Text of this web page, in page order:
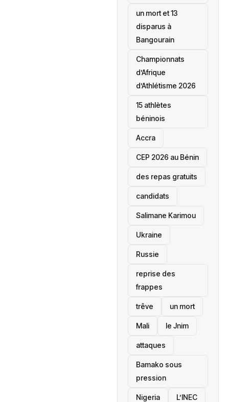
un mort et 13
disparus à
Bangourain
‎Championnats
d’Afrique
d’Athlétisme 2026
15 athlètes
béninois
Accra
‎CEP 2026 au Bénin
des repas gratuits
candidats
Salimane Karimou
Ukraine
Russie
reprise des
frappes
trêve un mort
Mali le Jnim
attaques
Bamako sous
pression
‎Nigeria L’INEC